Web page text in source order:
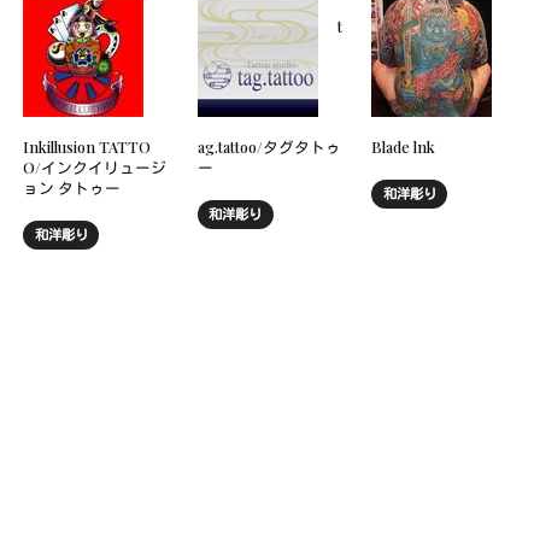
Inkillusion TATTO
O/インクイリュージ
ョン タトゥー
和洋彫り
t
ag.tattoo/タグタトゥ
ー
和洋彫り
Blade lnk
和洋彫り